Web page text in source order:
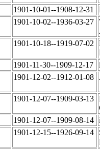
1901-10-01--1908-12-31
1901-10-02--1936-03-27
1901-10-18--1919-07-02
1901-11-30--1909-12-17
1901-12-02--1912-01-08
1901-12-07--1909-03-13
1901-12-07--1909-08-14
1901-12-15--1926-09-14